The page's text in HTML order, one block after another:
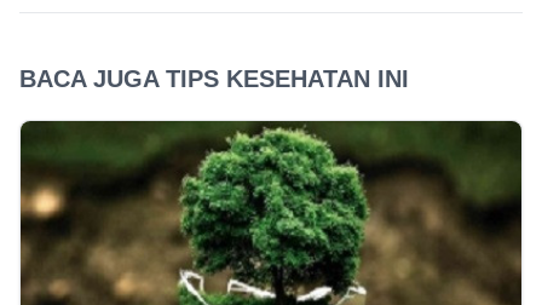
BACA JUGA TIPS KESEHATAN INI